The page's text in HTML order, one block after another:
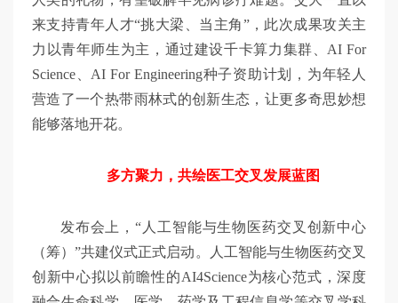
来支持青年人才“挑大梁、当主角”，此次成果攻关主
力以青年师生为主，通过建设千卡算力集群、AI For
Science、AI For Engineering种子资助计划，为年轻人
营造了一个热带雨林式的创新生态，让更多奇思妙想
能够落地开花。
多方聚力，共绘医工交叉发展蓝图
发布会上，“人工智能与生物医药交叉创新中心
（筹）”共建仪式正式启动。人工智能与生物医药交叉
创新中心拟以前瞻性的AI4Science为核心范式，深度